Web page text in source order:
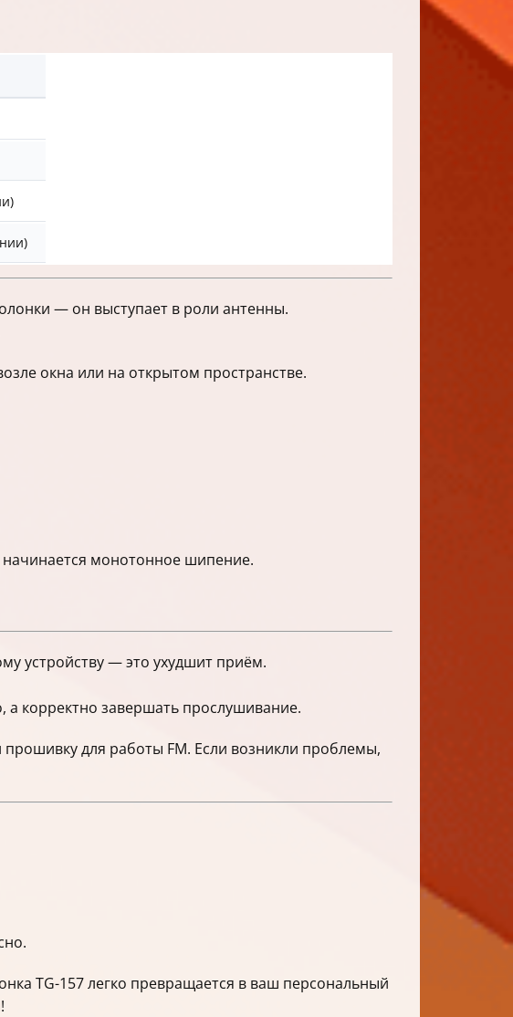
— он выступает в роли антенны.
окна или на открытом пространстве.
начинается монотонное шипение.
устройству — это ухудшит приём.
а корректно завершать прослушивание.
для работы FM. Если возникли проблемы,
TG-157 легко превращается в ваш персональный